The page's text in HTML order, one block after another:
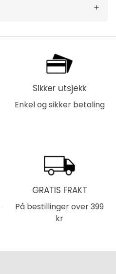
Sikker utsjekk
Enkel og sikker betaling
GRATIS FRAKT
På bestillinger over 399
kr